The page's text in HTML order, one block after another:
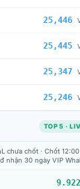
25,446
25,445
25,347
25,246
TOP 5 ·
chưa chốt · Chốt 12:00
nhận 30 ngày VIP
9.922